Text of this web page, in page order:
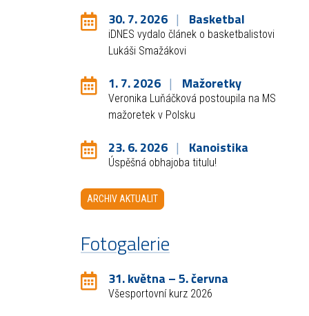
30. 7. 2026 Basketbal
iDNES vydalo článek o basketbalistovi
Lukáši Smažákovi
1. 7. 2026 Mažoretky
Veronika Luňáčková postoupila na MS
mažoretek v Polsku
23. 6. 2026 Kanoistika
Úspěšná obhajoba titulu!
ARCHIV AKTUALIT
Fotogalerie
31. května – 5. června
Všesportovní kurz 2026